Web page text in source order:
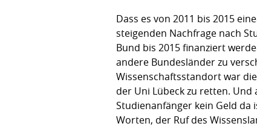
Dass es von 2011 bis 2015
steigenden Nachfrage nach
Bund bis 2015 finanziert
andere Bundesländer zu
Wissenschaftsstandort war
der Uni Lübeck zu retten.
Studienanfänger kein Geld
Worten, der Ruf des